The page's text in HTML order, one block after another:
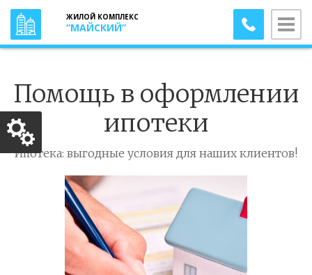
ЖИЛОЙ КОМПЛЕКС
“МАЙСКИЙ”
Помощь в оформлении
ипотеки
Ипотека: выгодные условия для наших клиентов!